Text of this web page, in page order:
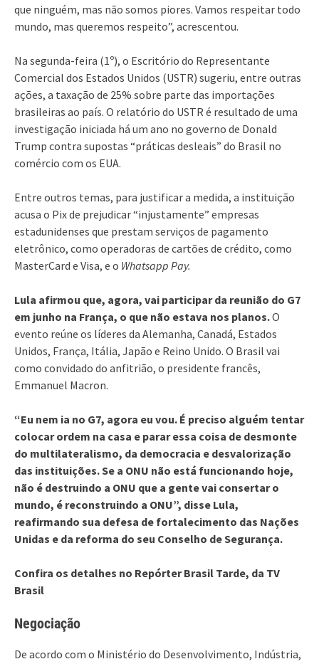
que ninguém, mas não somos piores. Vamos respeitar todo
mundo, mas queremos respeito”, acrescentou.
Na segunda-feira (1º), o Escritório do Representante
Comercial dos Estados Unidos (USTR) sugeriu, entre outras
ações, a taxação de 25% sobre parte das importações
brasileiras ao país. O relatório do USTR é resultado de uma
investigação iniciada há um ano no governo de Donald
Trump contra supostas “práticas desleais” do Brasil no
comércio com os EUA.
Entre outros temas, para justificar a medida, a instituição
acusa o Pix de prejudicar “injustamente” empresas
estadunidenses que prestam serviços de pagamento
eletrônico, como operadoras de cartões de crédito, como
MasterCard e Visa, e o Whatsapp Pay.
Lula afirmou que, agora, vai participar da reunião do G7
em junho na França, o que não estava nos planos.O
evento reúne os líderes da Alemanha, Canadá, Estados
Unidos, França, Itália, Japão e Reino Unido. O Brasil vai
como convidado do anfitrião, o presidente francês,
Emmanuel Macron.
“Eu nem ia no G7, agora eu vou. É preciso alguém tentar
colocar ordem na casa e parar essa coisa de desmonte
do multilateralismo, da democracia e desvalorização
das instituições. Se a ONU não está funcionando hoje,
não é destruindo a ONU que a gente vai consertar o
mundo, é reconstruindo a ONU”, disse Lula,
reafirmando sua defesa de fortalecimento das Nações
Unidas e da reforma do seu Conselho de Segurança.
Confira os detalhes no Repórter Brasil Tarde, da TV
Brasil
Negociação
De acordo com o Ministério do Desenvolvimento, Indústria,